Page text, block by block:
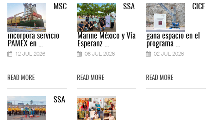
MSC
incorpora servicio
PAMEX en ...
12 JUL 2026
READ MORE
SSA
SSA
Marine México y Vía
Esperanz ...
06 JUL 2026
READ MORE
CICE
gana espacio en el
programa ...
02 JUL 2026
READ MORE